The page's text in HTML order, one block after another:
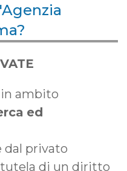
in ambito
ed
dal privato
di un diritto